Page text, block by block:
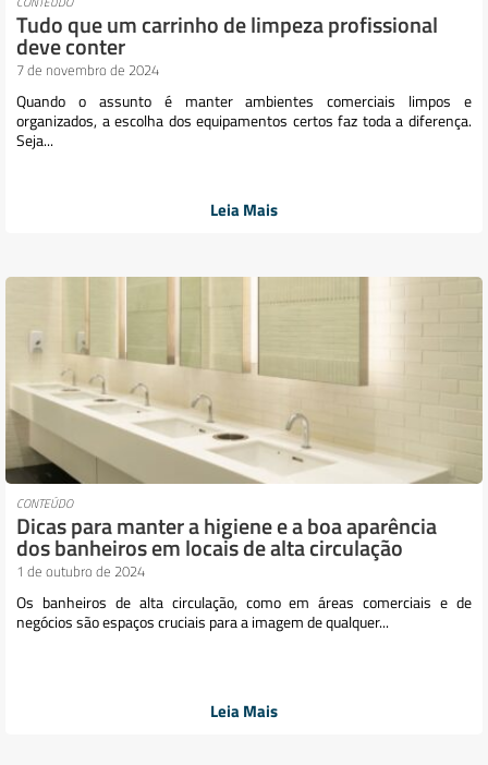
Tudo que um carrinho de limpeza profissional
deve conter
7 de novembro de 2024
Quando o assunto é manter ambientes comerciais limpos e
organizados, a escolha dos equipamentos certos faz toda a diferença.
Seja...
Leia Mais
CONTEÚDO
Dicas para manter a higiene e a boa aparência
dos banheiros em locais de alta circulação
1 de outubro de 2024
Os banheiros de alta circulação, como em áreas comerciais e de
negócios são espaços cruciais para a imagem de qualquer...
Leia Mais